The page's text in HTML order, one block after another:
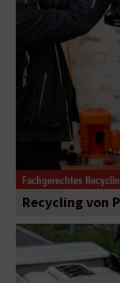
Recycling von
Fachgerechtes